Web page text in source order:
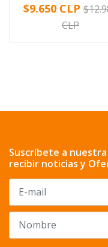
$9.650 CLP
CLP
Suscríbete a
recibir noticias y